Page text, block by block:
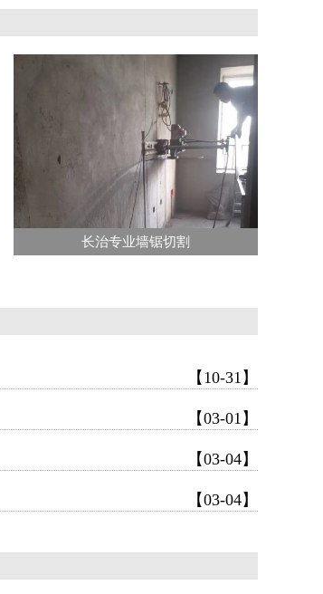
长治专业墙锯切割
【10-31】
【03-01】
【03-04】
【03-04】